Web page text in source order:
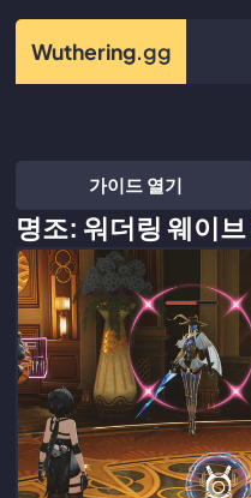
Wuthering.gg
가이드 열기
명조: 워더링 웨이브